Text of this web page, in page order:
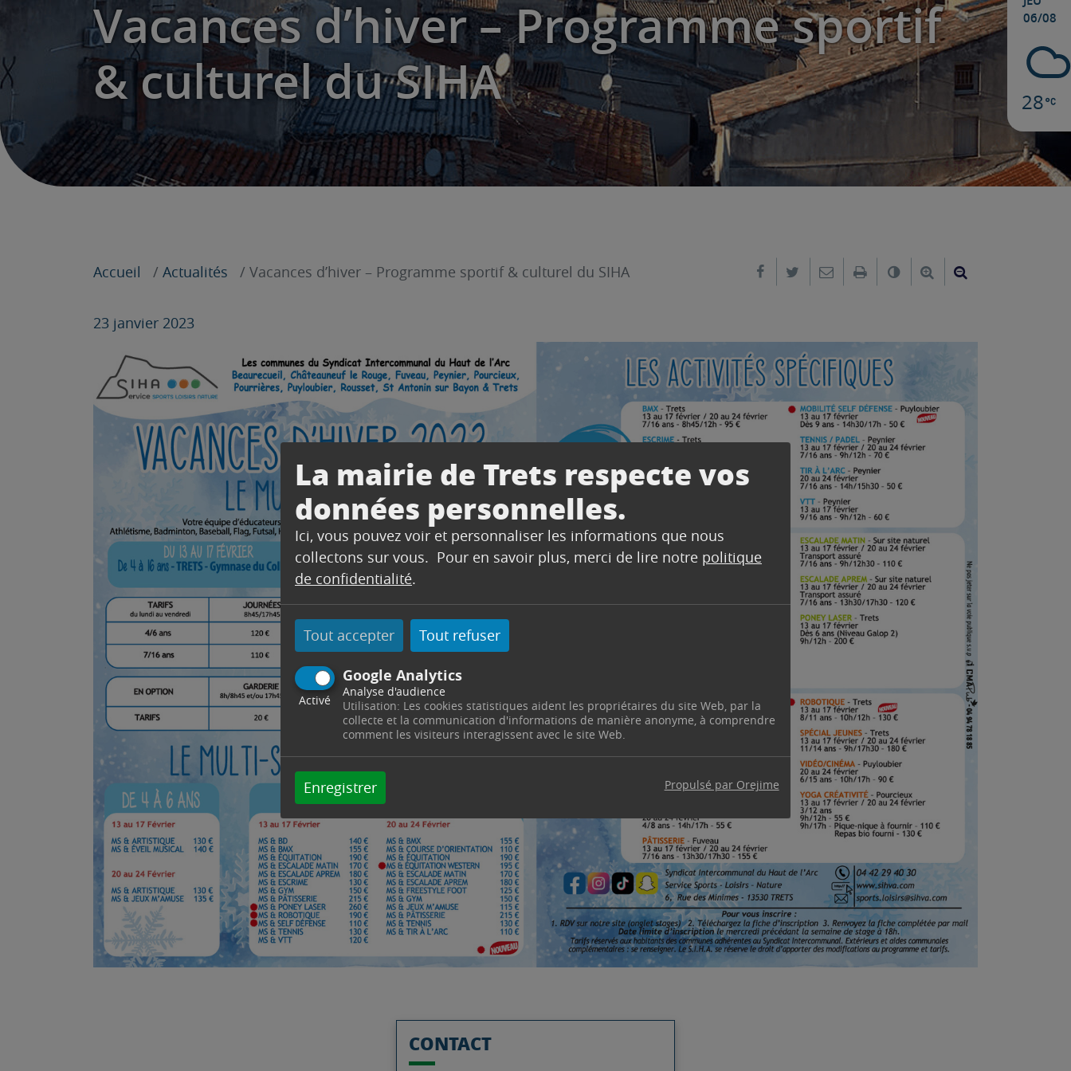
La mairie de Trets respecte vos
données personnelles.
Ici, vous pouvez voir et personnaliser les informations que nous
collectons sur vous. Pour en savoir plus, merci de lire notre politique
de confidentialité.
Tout accepter Tout refuser
Google Analytics
Activé
Analyse d'audience
Utilisation: Les cookies statistiques aident les propriétaires du site Web, par la
collecte et la communication d'informations de manière anonyme, à comprendre
comment les visiteurs interagissent avec le site Web.
Enregistrer Propulsé par Orejime
06/08
28
Vacances d’hiver – Programme sportif
& culturel du SIHA
Accueil Actualités Vacances d’hiver – Programme sportif & culturel du SIHA Partager sur Facebook
Partager sur Twitter
Envoyer par e-mail
ImprimerChanger le contraste
Agrandir le texte
23 janvier 2023
CONTACT